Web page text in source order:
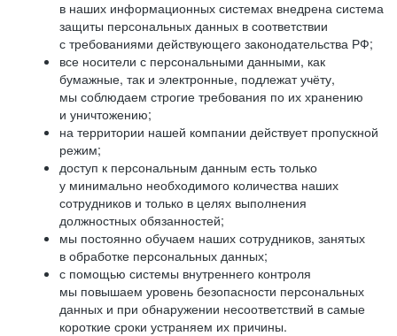
в наших информационных системах внедрена система
защиты персональных данных в соответствии
с требованиями действующего законодательства РФ;
все носители с персональными данными, как
бумажные, так и электронные, подлежат учёту,
мы соблюдаем строгие требования по их хранению
и уничтожению;
на территории нашей компании действует пропускной
режим;
доступ к персональным данным есть только
у минимально необходимого количества наших
сотрудников и только в целях выполнения
должностных обязанностей;
мы постоянно обучаем наших сотрудников, занятых
в обработке персональных данных;
с помощью системы внутреннего контроля
мы повышаем уровень безопасности персональных
данных и при обнаружении несоответствий в самые
короткие сроки устраняем их причины.